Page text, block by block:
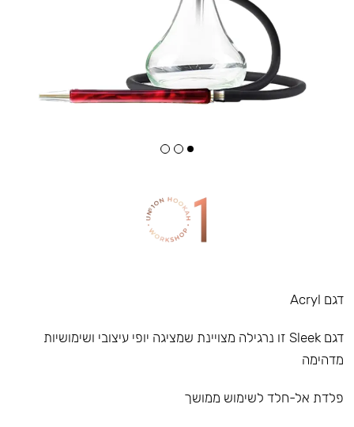
דגם Acryl
דגם Sleek זו נרגילה מצויינת שמציגה יופי עיצובי ושימושיות
מדהימה
פלדת אל-חלד לשימוש ממושך